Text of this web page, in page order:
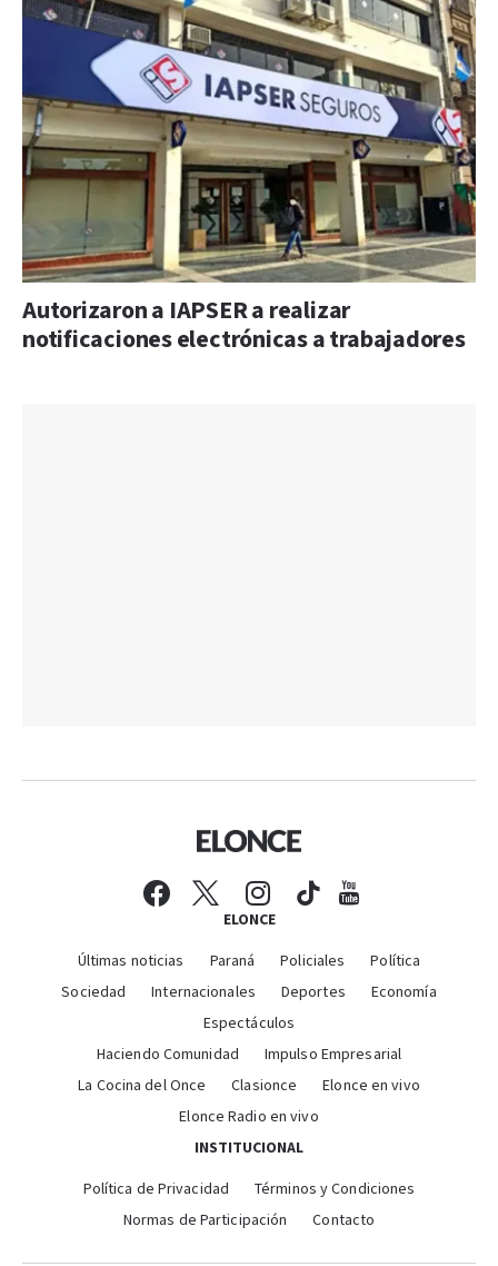
Autorizaron a IAPSER a realizar
notificaciones electrónicas a trabajadores
ELONCE
Últimas noticias Paraná Policiales
Política
Sociedad
Internacionales Deportes
Economía
Espectáculos
Haciendo Comunidad
Impulso Empresarial
La Cocina del Once
Clasionce
Elonce en vivo
Elonce Radio en vivo
INSTITUCIONAL
Política de Privacidad
Términos y Condiciones
Normas de Participación
Contacto